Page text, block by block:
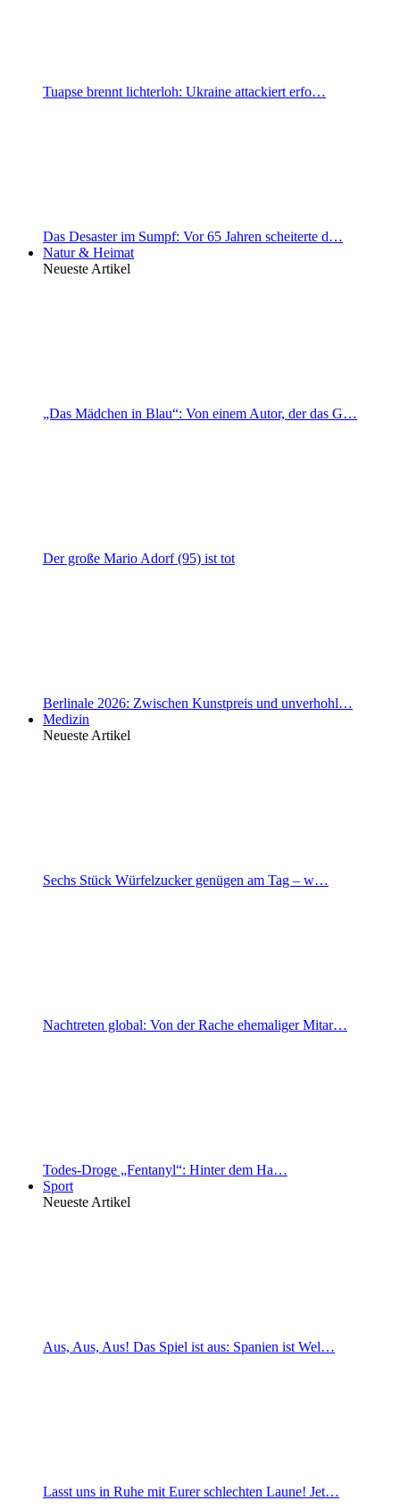
Tuapse brennt lichterloh: Ukraine attackiert erfo…
Das Desaster im Sumpf: Vor 65 Jahren scheiterte d…
Natur & Heimat
Neueste Artikel
„Das Mädchen in Blau“: Von einem Autor, der das G…
Der große Mario Adorf (95) ist tot
Berlinale 2026: Zwischen Kunstpreis und unverhohl…
Medizin
Neueste Artikel
Sechs Stück Würfelzucker genügen am Tag – w…
Nachtreten global: Von der Rache ehemaliger Mitar…
Todes-Droge „Fentanyl“: Hinter dem Ha…
Sport
Neueste Artikel
Aus, Aus, Aus! Das Spiel ist aus: Spanien ist Wel…
Lasst uns in Ruhe mit Eurer schlechten Laune! Jet…